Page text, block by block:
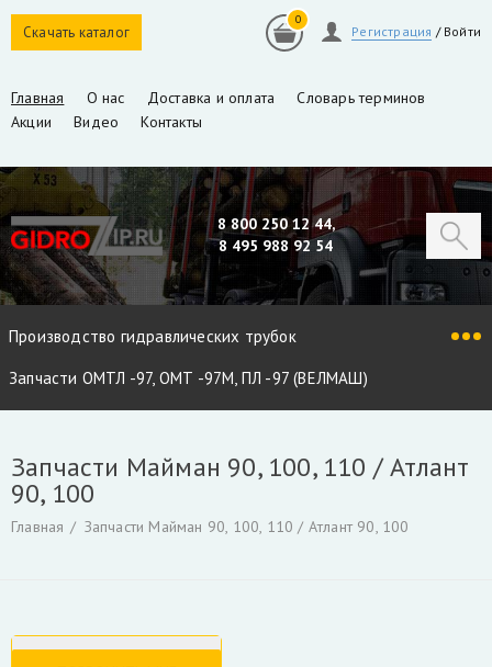
Скачать каталог Регистрация / Войти
0
Главная О нас Доставка и оплата
Словарь терминов
Акции
Видео Контакты
8 800 250 12 44,
8 495 988 92 54
Производство гидравлических трубок
Запчасти ОМТЛ -97, ОМТ -97М, ПЛ -97 (ВЕЛМАШ)
Запчасти Майман 90, 100, 110 / Атлант 90, 100
Гидроцилиндры
Запчасти Майман 90, 100, 110 / Атлант
90, 100
Главная Запчасти Майман 90, 100, 110 / Атлант 90, 100